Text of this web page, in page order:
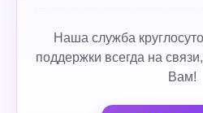
Наша служба
поддержки всегда на
Вам!